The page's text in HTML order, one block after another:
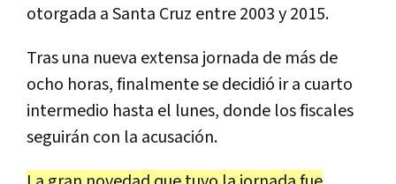
otorgada a Santa Cruz entre 2003 y 2015.
Tras una nueva extensa jornada de más de
ocho horas, finalmente se decidió ir a cuarto
intermedio hasta el lunes, donde los fiscales
seguirán con la acusación.